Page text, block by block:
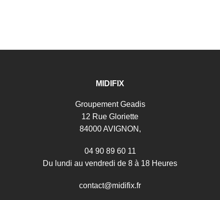
MIDIFIX
Groupement Geadis
12 Rue Gloriette
84000 AVIGNON,
04 90 89 60 11
Du lundi au vendredi de 8 à 18 Heures
contact@midifix.fr